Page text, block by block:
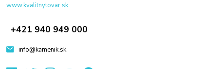
www.kvalitnytovar.sk
+421 940 949 000
info@kamenik.sk